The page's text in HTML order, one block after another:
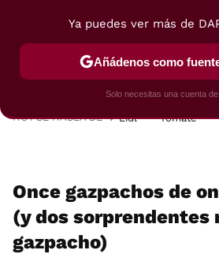
POSTRES VIAJES
HOY SE HABLA DE Lidl Tomate
Once gazpachos de
(y dos sorprendentes
gazpacho)
Ya puedes ver más de
Añádenos como
Solo necesitas una cuenta